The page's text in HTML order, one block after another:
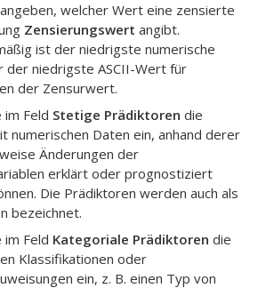
welcher Wert eine zensierte
Zensierungswert angibt.
ist der niedrigste numerische
der niedrigste ASCII-Wert für
der Zensurwert.
im Feld Stetige Prädiktoren die
numerischen Daten ein, anhand derer
Änderungen der
erklärt oder prognostiziert
Die Prädiktoren werden auch als
bezeichnet.
im Feld Kategoriale Prädiktoren die
Klassifikationen oder
ein, z. B. einen Typ von